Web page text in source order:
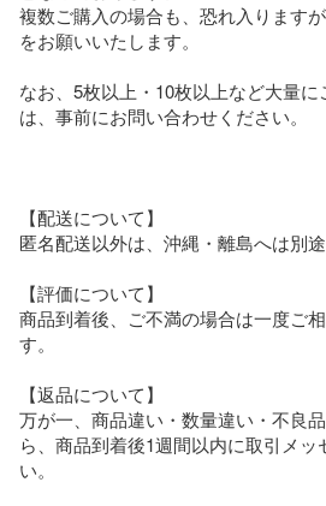
複数ご購入の場合も、恐れ入ります
をお願いいたします。
なお、5枚以上・10枚以上など大量
は、事前にお問い合わせください。
【配送について】
匿名配送以外は、沖縄・離島へは別途
【評価について】
商品到着後、ご不満の場合は一度ご
す。
【返品について】
万が一、商品違い・数量違い・不良
ら、商品到着後1週間以内に取引メッ
い。